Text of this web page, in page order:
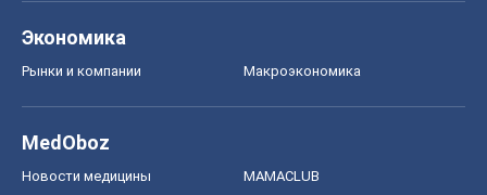
Экономика
Рынки и компании Mакроэкономика
MedOboz
Новости медицины MAMACLUB